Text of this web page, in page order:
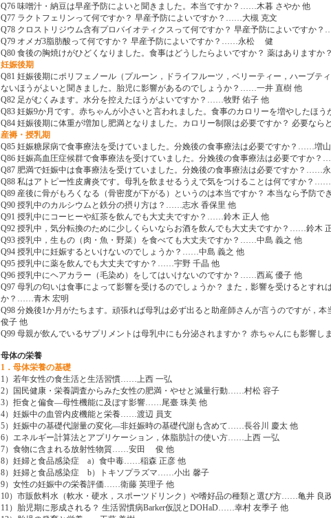
Q76 味噌汁・納豆は早産予防によいと聞きました。本当ですか？……木暮 さやか 他
Q77 ラクトフェリンって何ですか？ 早産予防によいですか？……大槻 克文
Q78 クロストリジウム含有プロバイオティクスって何ですか？ 早産予防によいですか
Q79 オメガ3脂肪酸って何ですか？ 早産予防によいですか？……永松 健
Q80 食後の胸焼けがひどくなりました。食事はどうしたらよいですか？ 薬はあります
妊娠後期
Q81 妊娠後期にポリフェノール（プルーン，ドライフルーツ，ベリーティー，ハーブテ
ないほうがよいと聞きました。胎児に影響があるのでしょうか？……一井 直樹 他
Q82 足がむくみます。水分を控えたほうがよいですか？……牧野 佑子 他
Q83 妊娠9か月です。赤ちゃんが小さいと言われました。食事のカロリーを増やしたほ
Q84 妊娠後期に体重が増加し肥満となりました。カロリー制限は必要ですか？ 必要な
産褥・授乳期
Q85 妊娠糖尿病で食事療法を受けていました。分娩後の食事療法は必要ですか？……
Q86 妊娠高血圧症候群で食事療法を受けていました。分娩後の食事療法は必要ですか
Q87 肥満で妊娠中は食事療法を受けていました。分娩後の食事療法は必要ですか？……永
Q88 私はアトピー性皮膚炎です。母乳を飲ませるうえで気をつけることは何ですか？
Q89 産後に骨がもろくなる（骨密度が下がる）というのは本当ですか？ 本当なら予防
Q90 授乳中のカルシウムと鉄分の摂り方は？……志水 香保里 他
Q91 授乳中にコーヒーや紅茶を飲んでも大丈夫ですか？……鈴木 正人 他
Q92 授乳中，気分転換のために少しくらいならお酒を飲んでも大丈夫ですか？……鈴木
Q93 授乳中，生もの（肉・魚・野菜）を食べても大丈夫ですか？……中島 義之 他
Q94 授乳中に妊娠するといけないのでしょうか？……中島 義之 他
Q95 授乳中に薬を飲んでも大丈夫ですか？……宇野 千晶 他
Q96 授乳中にヘアカラー（毛染め）をしてはいけないのですか？……西嶌 優子 他
Q97 母乳の匂いは食事によって影響を受けるのでしょうか？ また，影響を受けるとすれ
か？……青木 宏明
Q98 分娩後1か月がたちます。頑張れば母乳は必ず出ると助産師さんが言うのですが，
俊子 他
Q99 母親が飲んでいるサプリメントは母乳中にも分泌されますか？ 赤ちゃんにも影響
母体の栄養
1．母体栄養の基礎
1）若年女性の食生活と生活習慣……上西 一弘
2）国民健康・栄養調査からみた女性の肥満・やせと減量行動……村松 容子
3）拒食と偏食―母性機能に及ぼす影響……尾臺 珠美 他
4）妊娠中の血管内皮機能と栄養……渡辺 員支
5）妊娠中の基礎代謝量の変化―非妊娠時の基礎代謝も含めて……長谷川 慶太 他
6）エネルギー計算法とアプリケーション，体脂肪計の使い方……上西 一弘
7）食物に含まれる放射性物質……安田 俊 他
8）妊婦と食品感染症 a）食中毒……稲森 正彦 他
8）妊婦と食品感染症 b）トキソプラズマ……小出 馨子
9）女性の妊娠中の栄養評価……衛藤 英理子 他
10）市販飲料水（軟水・硬水，スポーツドリンク）や嗜好品の種類と選び方……亀井 良
11）胎児期に形成される？ 生活習慣病Barker仮説とDOHaD……幸村 友季子 他